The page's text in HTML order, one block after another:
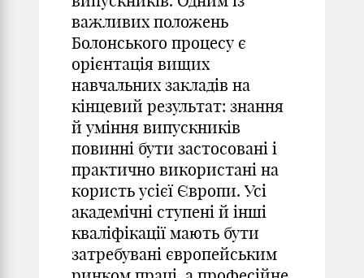
важливих положень
Болонського процесу є
орієнтація вищих
навчальних закладів на
кінцевий результат: знання
й уміння випускників
повинні бути застосовані і
практично вико­ристані на
користь усієї Європи. Усі
академічні ступені й інші
кваліфікації мають бути
затребувані європейським